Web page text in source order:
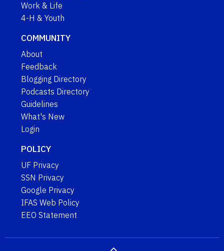
Work & Life
4-H & Youth
COMMUNITY
About
Feedback
Blogging Directory
Podcasts Directory
Guidelines
What's New
Login
POLICY
UF Privacy
SSN Privacy
Google Privacy
IFAS Web Policy
EEO Statement